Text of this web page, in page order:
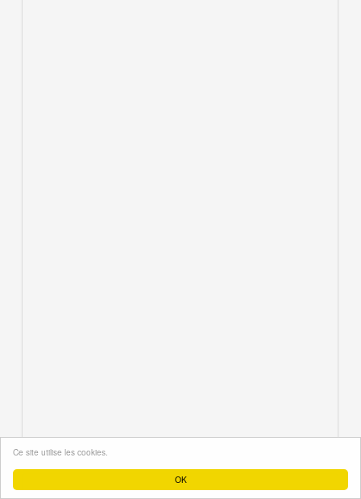
OK
Ce site utilise les cookies.